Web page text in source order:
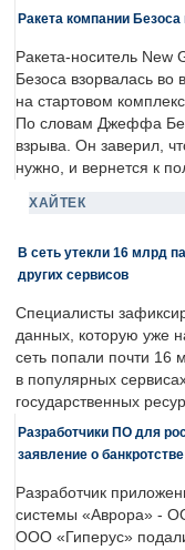
Ракета компании
Ракета-носитель
Безоса взорвалась во
на стартовом
По словам Джеффа
взрыва. Он заверил,
нужно, и вернется к
ХАЙТЕК
В сеть утекли 16 млрд
других сервисов
Специалисты
данных, которую уже
сеть попали почти 16
в популярных
государственных
Разработчики ПО для
заявление о банкротстве
Разработчик
системы «Аврора» -
ООО «Гиперус»